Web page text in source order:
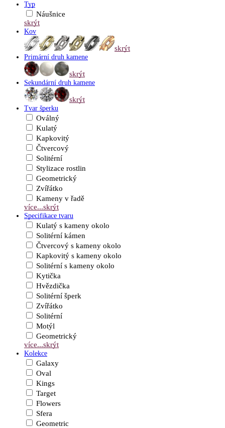
Typ
Náušnice
skrýt
Kov
skrýt
Primární druh kamene
skrýt
Sekundární druh kamene
skrýt
Tvar šperku
Oválný
Kulatý
Kapkovitý
Čtvercový
Solitérní
Stylizace rostlin
Geometrický
Zvířátko
Kameny v řadě
více...skrýt
Specifikace tvaru
Kulatý s kameny okolo
Solitérní kámen
Čtvercový s kameny okolo
Kapkovitý s kameny okolo
Solitérní s kameny okolo
Kytička
Hvězdička
Solitérní šperk
Zvířátko
Solitérní
Motýl
Geometrický
více...skrýt
Kolekce
Galaxy
Oval
Kings
Target
Flowers
Sfera
Geometric